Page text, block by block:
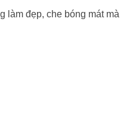
làm đẹp, che bóng mát mà